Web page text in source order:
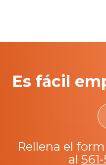
Es fácil
Rellena el
al